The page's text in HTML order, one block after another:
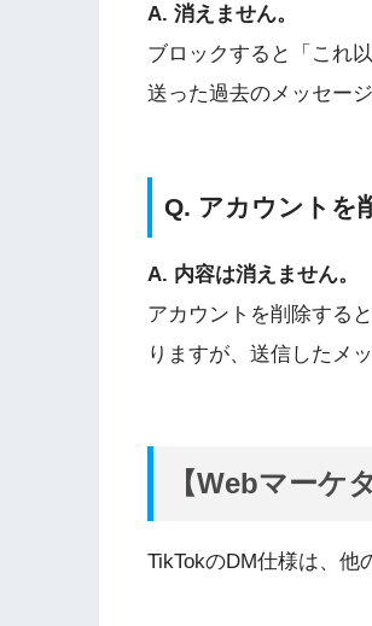
A. 消えません。
ブロックすると「これ
送った過去のメッセー
Q. アカウントを
A. 内容は消えません。
アカウントを削除する
りますが、送信したメ
【Webマーケ
TikTokのDM仕様は、他